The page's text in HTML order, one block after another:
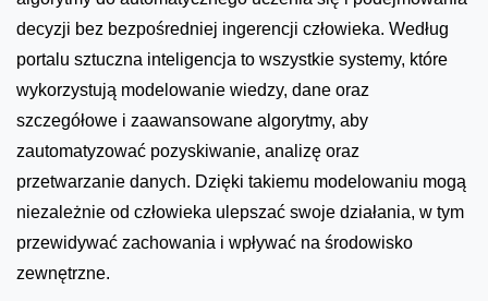
decyzji bez bezpośredniej ingerencji człowieka. Według
portalu sztuczna inteligencja to wszystkie systemy, które
wykorzystują modelowanie wiedzy, dane oraz
szczegółowe i zaawansowane algorytmy, aby
zautomatyzować pozyskiwanie, analizę oraz
przetwarzanie danych. Dzięki takiemu modelowaniu mogą
niezależnie od człowieka ulepszać swoje działania, w tym
przewidywać zachowania i wpływać na środowisko
zewnętrzne.